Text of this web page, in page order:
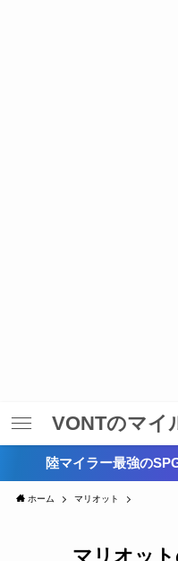
VONTのマイ
陸マイラー最強の
ホーム マリオット
マリオッ